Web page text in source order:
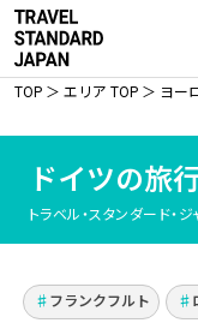
TOP エリア TOP ヨー
ドイツの旅
トラベル・スタンダード・
Vol.1344
20年通い続けた
へ！夫婦で巡
フランクフルト